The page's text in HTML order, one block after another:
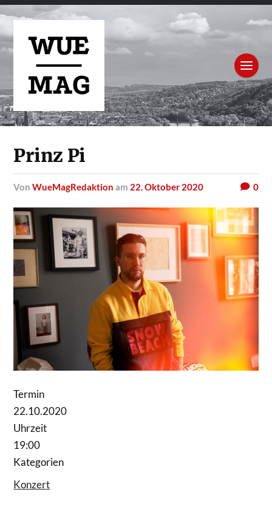
Prinz Pi
vonWueMagRedaktion am 22. Oktober 2020 0
Termin
22.10.2020
Uhrzeit
19:00
Kategorien
Konzert